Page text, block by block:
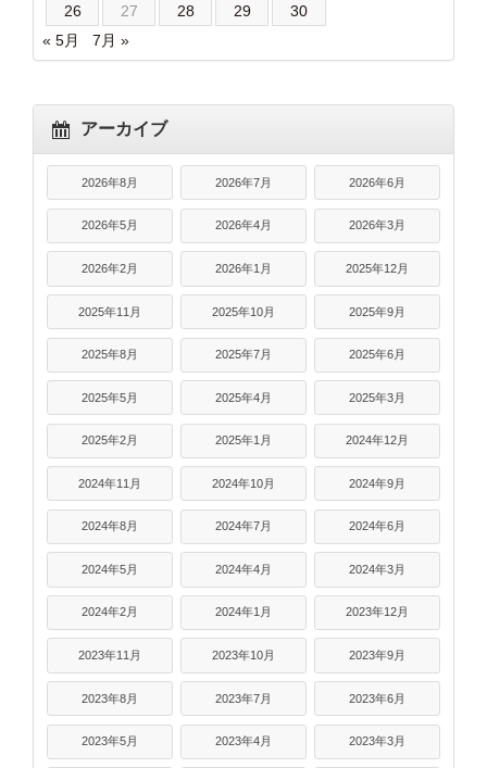
26
27 28 29
30
« 5月
7月 »
アーカイブ
2026年8月 2026年7月 2026年6月
2026年5月 2026年4月 2026年3月
2026年2月 2026年1月 2025年12月
2025年11月 2025年10月 2025年9月
2025年8月 2025年7月 2025年6月
2025年5月 2025年4月 2025年3月
2025年2月 2025年1月 2024年12月
2024年11月 2024年10月 2024年9月
2024年8月 2024年7月 2024年6月
2024年5月 2024年4月 2024年3月
2024年2月 2024年1月 2023年12月
2023年11月 2023年10月 2023年9月
2023年8月 2023年7月 2023年6月
2023年5月 2023年4月 2023年3月